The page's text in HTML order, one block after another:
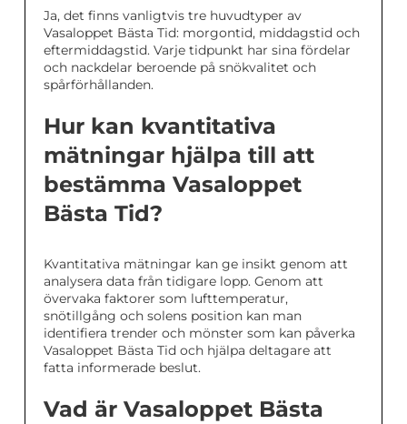
Ja, det finns vanligtvis tre huvudtyper av
Vasaloppet Bästa Tid: morgontid, middagstid och
eftermiddagstid. Varje tidpunkt har sina fördelar
och nackdelar beroende på snökvalitet och
spårförhållanden.
Hur kan kvantitativa
mätningar hjälpa till att
bestämma Vasaloppet
Bästa Tid?
Kvantitativa mätningar kan ge insikt genom att
analysera data från tidigare lopp. Genom att
övervaka faktorer som lufttemperatur,
snötillgång och solens position kan man
identifiera trender och mönster som kan påverka
Vasaloppet Bästa Tid och hjälpa deltagare att
fatta informerade beslut.
Vad är Vasaloppet Bästa